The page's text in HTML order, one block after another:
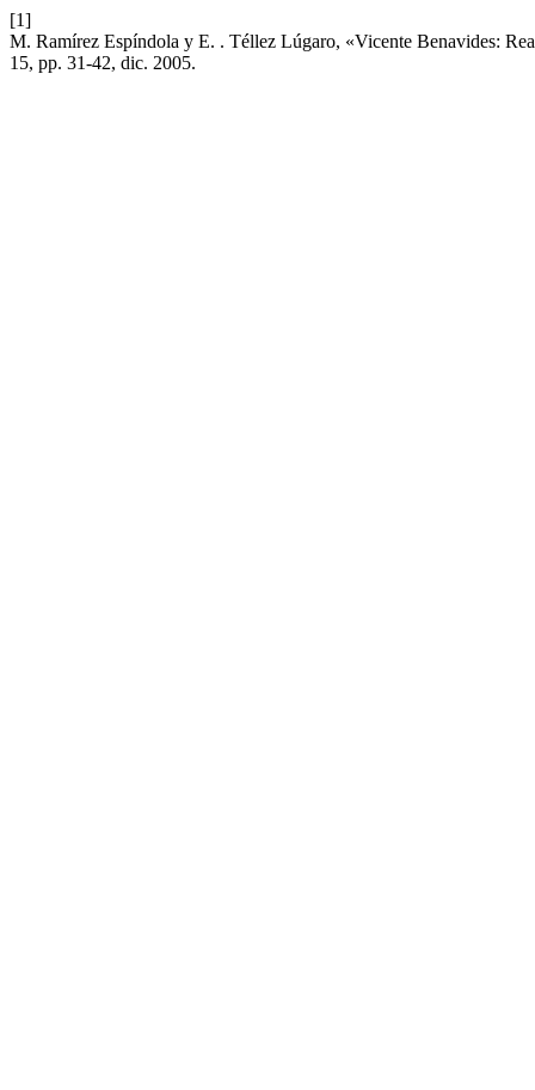
[1]
M. Ramírez Espíndola y E. . Téllez Lúgaro, «Vicente Benavides:
15, pp. 31-42, dic. 2005.